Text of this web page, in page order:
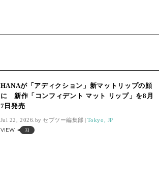
HANAが「アディクション」新マットリップの顔
に 新作「コンフィデント マット リップ」を8月
7日発売
Jul 22, 2026. セブツー編集部 Tokyo, JP
VIEW 31